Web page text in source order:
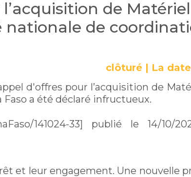
de Matériel
de
clôturé | La
d'offres pour l’acquisition de
a été déclaré infructueux.
141024-33] publié le 14/
et leur engagement. Une nouvelle